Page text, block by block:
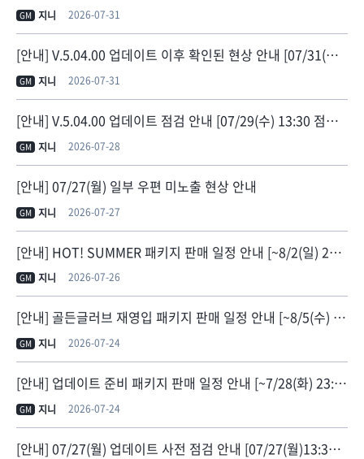
GM 지니 2026-07-31
[안내] V.5.04.00 업데이트 이후 확인된 현상 안내 [07/31(금) 11:30 현상 수정]
GM 지니 2026-07-31
[안내] V.5.04.00 업데이트 점검 안내 [07/29(수) 13:30 점검 종료]
GM 지니 2026-07-28
[안내] 07/27(월) 일부 우편 미노출 현상 안내
GM 지니 2026-07-27
[안내] HOT! SUMMER 패키지 판매 일정 안내 [~8/2(일) 23:59]
GM 지니 2026-07-26
[안내] 골든글러브 재영입 패키지 판매 일정 안내 [~8/5(수) 23:59]
GM 지니 2026-07-24
[안내] 업데이트 준비 패키지 판매 일정 안내 [~7/28(화) 23:59]
GM 지니 2026-07-24
[안내] 07/27(월) 업데이트 사전 점검 안내 [07/27(월)13:30 점검 종료]